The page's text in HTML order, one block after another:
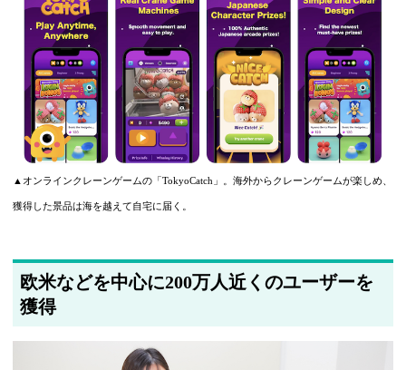
▲オンラインクレーンゲームの「TokyoCatch」。海外からクレーンゲームが楽しめ、
獲得した景品は海を越えて自宅に届く。
欧米などを中心に200万人近くのユーザーを
獲得